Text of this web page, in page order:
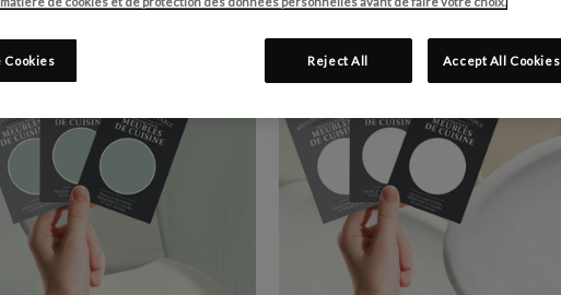
Reject All Accept All Cookies
Cookies